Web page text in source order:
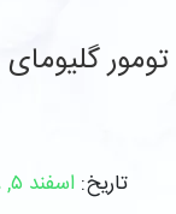
تومور
تاریخ: اسفند ۵, ۱۳۹۸